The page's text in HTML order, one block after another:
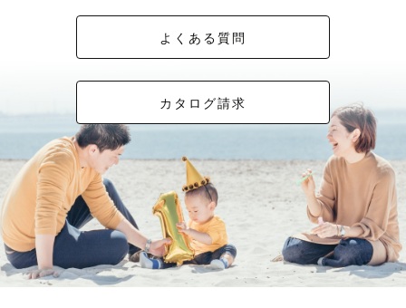
よくある質問
カタログ請求